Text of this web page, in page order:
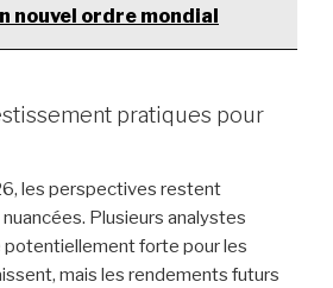
nouvel ordre mondial
pratiques pour
les perspectives restent
Plusieurs analystes
potentiellement forte pour les
mais les rendements futurs